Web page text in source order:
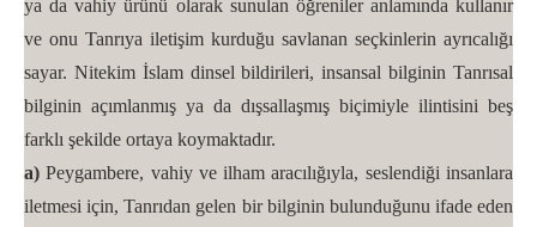
ya da vahiy ürünü olarak sunulan öğreniler anlamında kullanır
ve onu Tanrıya iletişim kurduğu savlanan seçkinlerin ayrıcalığı
sayar. Nitekim İslam dinsel bildirileri, insansal bilginin Tanrısal
bilginin açımlanmış ya da dışsallaşmış biçimiyle ilintisini beş
farklı şekilde ortaya koymaktadır.
a) Peygambere, vahiy ve ilham aracılığıyla, seslendiği insanlara
iletmesi için, Tanrıdan gelen bir bilginin bulunduğunu ifade eden